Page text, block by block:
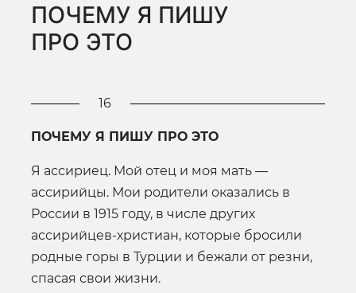
ПОЧЕМУ Я ПИШУ
ПРО ЭТО
16
ПОЧЕМУ Я ПИШУ ПРО ЭТО
Я ассириец. Мой отец и моя мать —
ассирийцы. Мои родители оказались в
России в 1915 году, в числе других
ассирийцев-христиан, которые бросили
родные горы в Турции и бежали от резни,
спасая свои жизни.